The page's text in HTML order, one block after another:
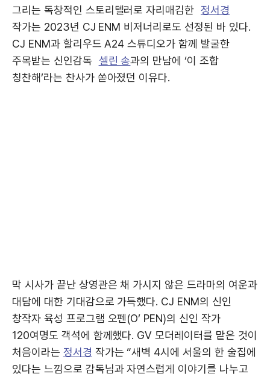
그리는 독창적인 스토리텔러로 자리매김한 정서경
작가는 2023년 CJ ENM 비저너리로도 선정된 바 있다.
CJ ENM과 할리우드 A24 스튜디오가 함께 발굴한
주목받는 신인감독
셀린 송과의 만남에 ‘이 조합
칭찬해’라는 찬사가 쏟아졌던 이유다.
막 시사가 끝난 상영관은 채 가시지 않은 드라마의 여운과
대담에 대한 기대감으로 가득했다. CJ ENM의 신인
창작자 육성 프로그램 오펜(O’ PEN)의 신인 작가
120여명도 객석에 함께했다. GV 모더레이터를 맡은 것이
처음이라는 정서경 작가는 “새벽 4시에 서울의 한 술집에
있다는 느낌으로 감독님과 자연스럽게 이야기를 나누고